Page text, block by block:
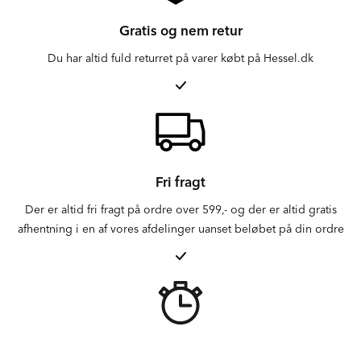
Gratis og nem retur
Du har altid fuld returret på varer købt på Hessel.dk
Fri fragt
Der er altid fri fragt på ordre over 599,- og der er altid gratis
afhentning i en af vores afdelinger uanset beløbet på din ordre